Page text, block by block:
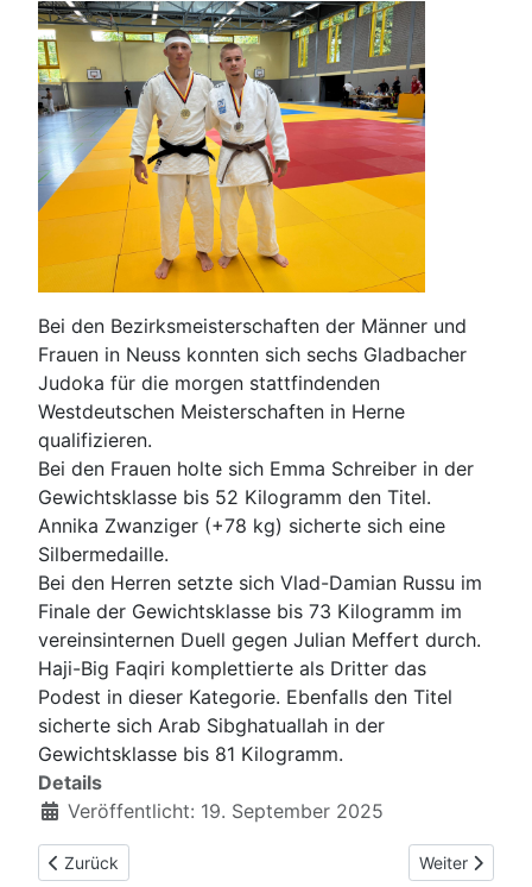
Bei den Bezirksmeisterschaften der Männer und
Frauen in Neuss konnten sich sechs Gladbacher
Judoka für die morgen stattfindenden
Westdeutschen Meisterschaften in Herne
qualifizieren.
Bei den Frauen holte sich Emma Schreiber in der
Gewichtsklasse bis 52 Kilogramm den Titel.
Annika Zwanziger (+78 kg) sicherte sich eine
Silbermedaille.
Bei den Herren setzte sich Vlad-Damian Russu im
Finale der Gewichtsklasse bis 73 Kilogramm im
vereinsinternen Duell gegen Julian Meffert durch.
Haji-Big Faqiri komplettierte als Dritter das
Podest in dieser Kategorie. Ebenfalls den Titel
sicherte sich Arab Sibghatuallah in der
Gewichtsklasse bis 81 Kilogramm.
Details
Veröffentlicht: 19. September 2025
Vorheriger Beitrag: Anja Vishnevskaya und Arab
Zurück Nächster
Weiter